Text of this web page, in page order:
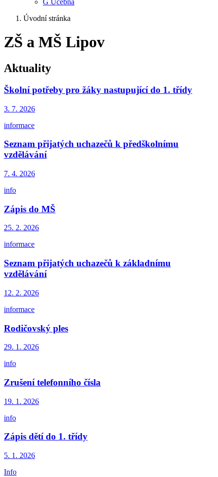
G Učebna
Úvodní stránka
ZŠ a MŠ Lipov
Aktuality
Školní potřeby pro žáky nastupující do 1. třídy
3. 7. 2026
informace
Seznam přijatých uchazečů k předškolnímu
vzdělávání
7. 4. 2026
info
Zápis do MŠ
25. 2. 2026
informace
Seznam přijatých uchazečů k základnímu
vzdělávání
12. 2. 2026
informace
Rodičovský ples
29. 1. 2026
info
Zrušení telefonního čísla
19. 1. 2026
info
Zápis dětí do 1. třídy
5. 1. 2026
Info